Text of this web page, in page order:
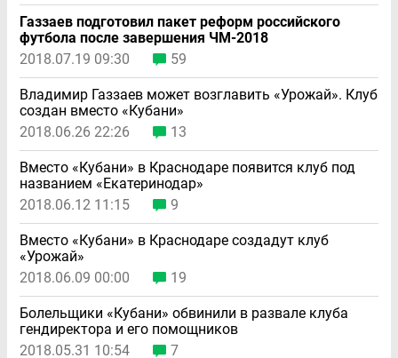
Газзаев подготовил пакет реформ российского
футбола после завершения ЧМ-2018
2018.07.19 09:30
59
Владимир Газзаев может возглавить «Урожай». Клуб
создан вместо «Кубани»
2018.06.26 22:26
13
Вместо «Кубани» в Краснодаре появится клуб под
названием «Екатеринодар»
2018.06.12 11:15
9
Вместо «Кубани» в Краснодаре создадут клуб
«Урожай»
2018.06.09 00:00
19
Болельщики «Кубани» обвинили в развале клуба
гендиректора и его помощников
2018.05.31 10:54
7